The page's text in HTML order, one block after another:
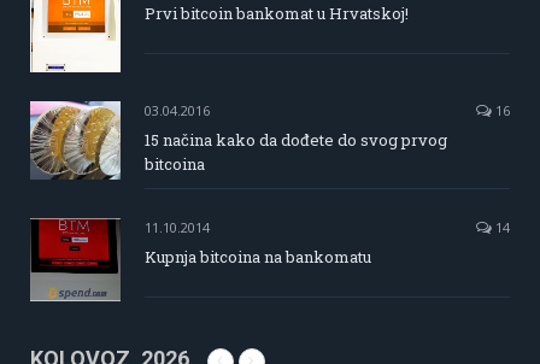
Prvi bitcoin bankomat u Hrvatskoj!
03.04.2016 16
15 načina kako da dođete do svog prvog
bitcoina
11.10.2014 14
Kupnja bitcoina na bankomatu